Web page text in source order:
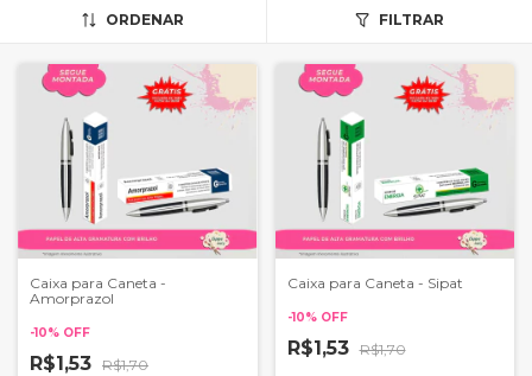
ORDENAR FILTRAR
Caixa para Caneta -
Amorprazol
-10% OFF
R$1,53 R$1,70
Caixa para Caneta - Sipat
-10% OFF
R$1,53 R$1,70